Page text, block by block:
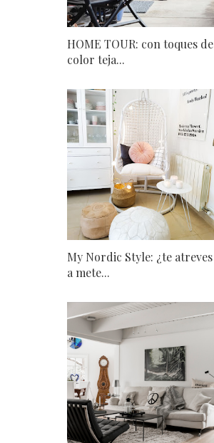
HOME TOUR: con toques de
color teja...
My Nordic Style: ¿te atreves
a mete...